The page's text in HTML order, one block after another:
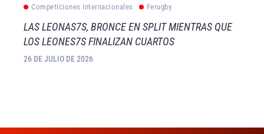
Competiciones Internacionales Ferugby
LAS LEONAS7S, BRONCE EN SPLIT MIENTRAS QUE
LOS LEONES7S FINALIZAN CUARTOS
26 DE JULIO DE 2026